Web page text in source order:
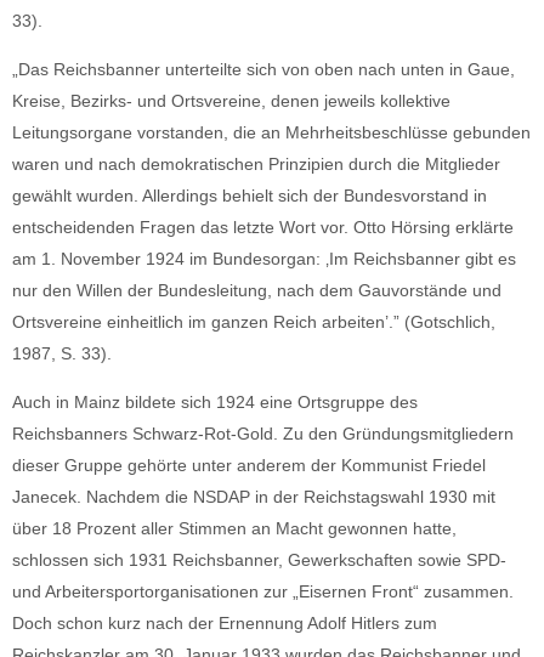
33).
„Das Reichsbanner unterteilte sich von oben nach unten in Gaue,
Kreise, Bezirks- und Ortsvereine, denen jeweils kollektive
Leitungsorgane vorstanden, die an Mehrheitsbeschlüsse gebunden
waren und nach demokratischen Prinzipien durch die Mitglieder
gewählt wurden. Allerdings behielt sich der Bundesvorstand in
entscheidenden Fragen das letzte Wort vor. Otto Hörsing erklärte
am 1. November 1924 im Bundesorgan: ‚Im Reichsbanner gibt es
nur den Willen der Bundesleitung, nach dem Gauvorstände und
Ortsvereine einheitlich im ganzen Reich arbeiten’.” (Gotschlich,
1987, S. 33).
Auch in Mainz bildete sich 1924 eine Ortsgruppe des
Reichsbanners Schwarz-Rot-Gold. Zu den Gründungsmitgliedern
dieser Gruppe gehörte unter anderem der Kommunist Friedel
Janecek. Nachdem die NSDAP in der Reichstagswahl 1930 mit
über 18 Prozent aller Stimmen an Macht gewonnen hatte,
schlossen sich 1931 Reichsbanner, Gewerkschaften sowie SPD-
und Arbeitersportorganisationen zur „Eisernen Front“ zusammen.
Doch schon kurz nach der Ernennung Adolf Hitlers zum